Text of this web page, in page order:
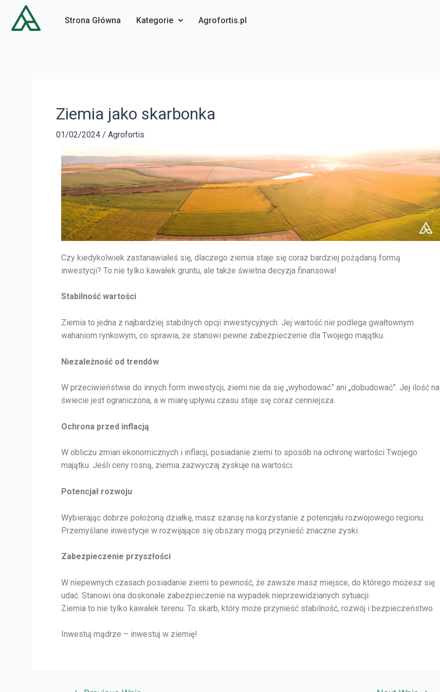
Strona Główna Kategorie Agrofortis.pl
Ziemia jako skarbonka
01/02/2024 / Agrofortis
Czy kiedykolwiek zastanawiałeś się, dlaczego ziemia staje się coraz bardziej pożądaną formą
inwestycji? To nie tylko kawałek gruntu, ale także świetna decyzja finansowa!
Stabilność wartości
Ziemia to jedna z najbardziej stabilnych opcji inwestycyjnych. Jej wartość nie podlega gwałtownym
wahaniom rynkowym, co sprawia, że stanowi pewne zabezpieczenie dla Twojego majątku.
Niezależność od trendów
W przeciwieństwie do innych form inwestycji, ziemi nie da się „wyhodować” ani „dobudować”. Jej ilość na
świecie jest ograniczona, a w miarę upływu czasu staje się coraz cenniejsza.
Ochrona przed inflacją
W obliczu zmian ekonomicznych i inflacji, posiadanie ziemi to sposób na ochronę wartości Twojego
majątku. Jeśli ceny rosną, ziemia zazwyczaj zyskuje na wartości.
Potencjał rozwoju
Wybierając dobrze położoną działkę, masz szansę na korzystanie z potencjału rozwojowego regionu.
Przemyślane inwestycje w rozwijające się obszary mogą przynieść znaczne zyski.
Zabezpieczenie przyszłości
W niepewnych czasach posiadanie ziemi to pewność, że zawsze masz miejsce, do którego możesz się
udać. Stanowi ona doskonałe zabezpieczenie na wypadek nieprzewidzianych sytuacji.
Ziemia to nie tylko kawałek terenu. To skarb, który może przynieść stabilność, rozwój i bezpieczeństwo.
Inwestuj mądrze – inwestuj w ziemię!